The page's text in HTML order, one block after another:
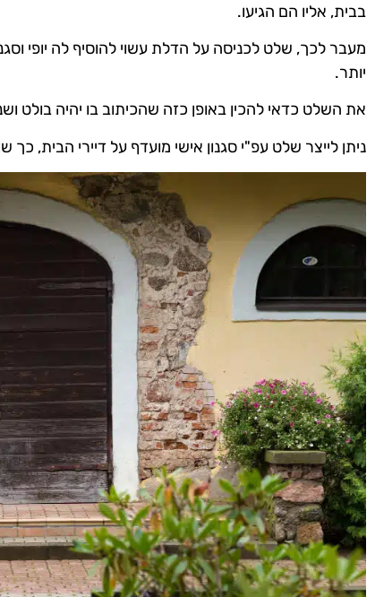
בבית, אליו הם הגיעו.
מעבר לכך, שלט לכניסה על הדלת עשוי להוסיף לה יופי
יותר.
את השלט כדאי להכין באופן כזה שהכיתוב בו יהיה בולט
ניתן לייצר שלט עפ"י סגנון אישי מועדף על דיירי הבית,